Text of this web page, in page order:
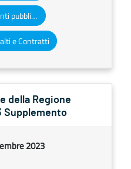
Atti degli enti locali e degli enti pubblici e privati
e Contratti
della Regione
Supplemento
2023